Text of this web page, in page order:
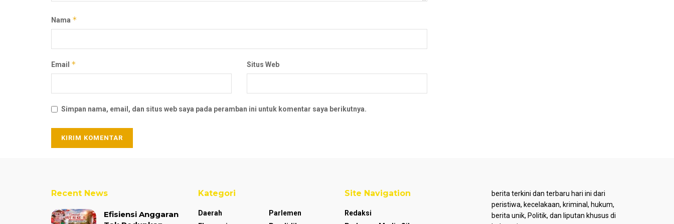
Nama *
Email * Situs Web
Simpan nama, email, dan situs web saya pada peramban ini untuk komentar saya berikutnya.
Recent News
Efisiensi Anggaran
Kategori
Daerah
Parlemen
Site Navigation
Redaksi
berita terkini dan terbaru hari ini dari
peristiwa, kecelakaan, kriminal, hukum,
berita unik, Politik, dan liputan khusus di